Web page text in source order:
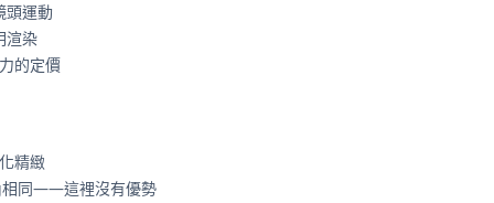
頭運動
渲染
的定價
精緻
同——這裡沒有優勢